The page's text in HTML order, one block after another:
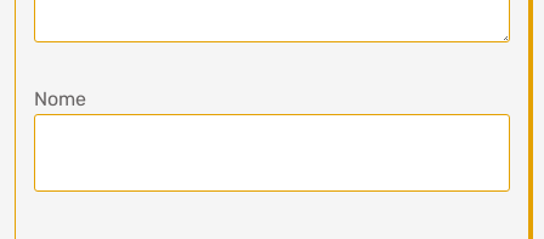
Nome